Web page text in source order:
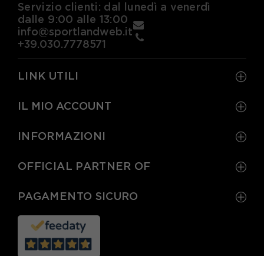
Servizio clienti: dal lunedì a venerdì
dalle 9:00 alle 13:00
info@sportlandweb.it
+39.030.7778571
LINK UTILI
IL MIO ACCOUNT
INFORMAZIONI
OFFICIAL PARTNER OF
PAGAMENTO SICURO